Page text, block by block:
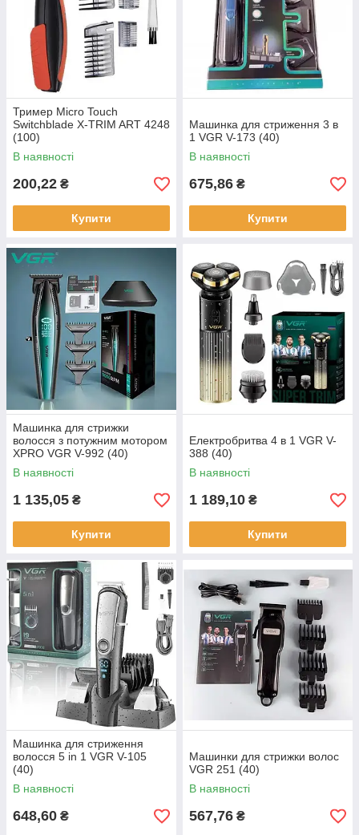
Тример Micro Touch
Switchblade X-TRIM ART 4248
(100)
В наявності
200,22 ₴
Купити
Машинка для стриження 3 в
1 VGR V-173 (40)
В наявності
675,86 ₴
Купити
Машинка для стрижки
волосся з потужним мотором
XPRO VGR V-992 (40)
В наявності
1 135,05 ₴
Купити
Електробритва 4 в 1 VGR V-
388 (40)
В наявності
1 189,10 ₴
Купити
Машинка для стриження
волосся 5 in 1 VGR V-105
(40)
В наявності
648,60 ₴
Машинки для стрижки волос
VGR 251 (40)
В наявності
567,76 ₴